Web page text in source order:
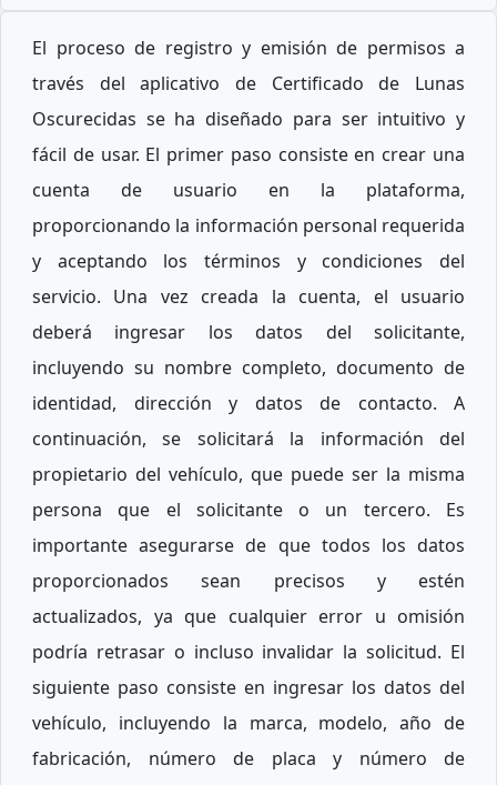
El proceso de registro y emisión de permisos a
través del aplicativo de Certificado de Lunas
Oscurecidas se ha diseñado para ser intuitivo y
fácil de usar. El primer paso consiste en crear una
cuenta de usuario en la plataforma,
proporcionando la información personal requerida
y aceptando los términos y condiciones del
servicio. Una vez creada la cuenta, el usuario
deberá ingresar los datos del solicitante,
incluyendo su nombre completo, documento de
identidad, dirección y datos de contacto. A
continuación, se solicitará la información del
propietario del vehículo, que puede ser la misma
persona que el solicitante o un tercero. Es
importante asegurarse de que todos los datos
proporcionados sean precisos y estén
actualizados, ya que cualquier error u omisión
podría retrasar o incluso invalidar la solicitud. El
siguiente paso consiste en ingresar los datos del
vehículo, incluyendo la marca, modelo, año de
fabricación, número de placa y número de